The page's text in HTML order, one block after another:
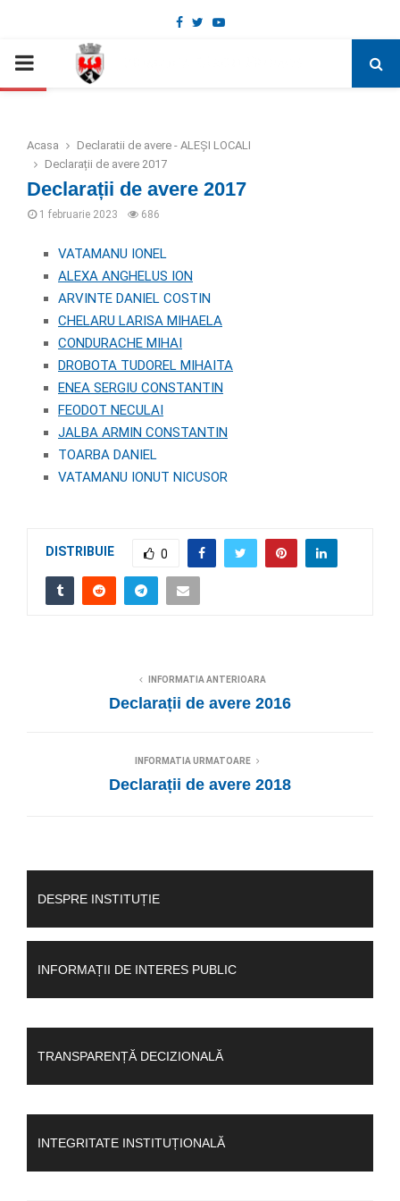
Deschide bara de unelte
Facebook
TwitterYoutube
PRIMARY
Acasa
Declaratii de avere - ALEȘI LOCALI
Declarații de avere 2017
Declarații de avere 2017
1 februarie 2023 686
VATAMANU IONEL
ALEXA ANGHELUS ION
ARVINTE DANIEL COSTIN
CHELARU LARISA MIHAELA
CONDURACHE MIHAI
DROBOTA TUDOREL MIHAITA
ENEA SERGIU CONSTANTIN
FEODOT NECULAI
JALBA ARMIN CONSTANTIN
TOARBA DANIEL
VATAMANU IONUT NICUSOR
DISTRIBUIE 0
INFORMATIA ANTERIOARA
Declarații de avere 2016
INFORMATIA URMATOARE
Declarații de avere 2018
DESPRE INSTITUȚIE
INFORMAȚII DE INTERES PUBLIC
TRANSPARENȚĂ DECIZIONALĂ
INTEGRITATE INSTITUȚIONALĂ